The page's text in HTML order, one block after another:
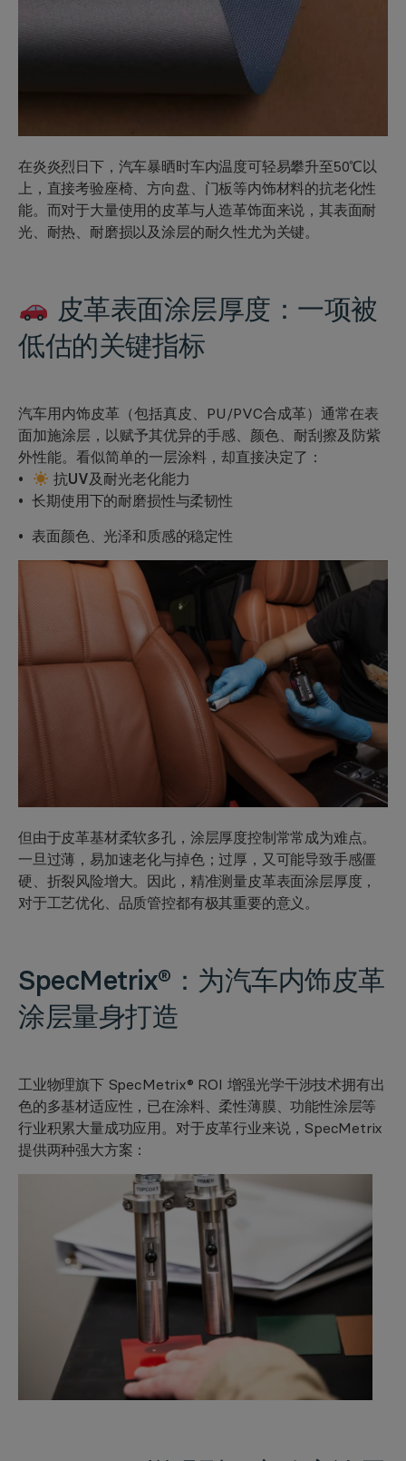
在炎炎烈日下，汽车暴晒时车内温度可轻易攀升至50℃以
上，直接考验座椅、方向盘、门板等内饰材料的抗老化性
能。而对于大量使用的皮革与人造革饰面来说，其表面耐
光、耐热、耐磨损以及涂层的耐久性尤为关键。
皮革表面涂层厚度： 一项被
低估的关键指标
汽车用内饰皮革（包括真皮、PU/PVC合成革）通常在表
面加施涂层，以赋予其优异的手感、颜色、耐刮擦及防紫
外性能。看似简单的一层涂料，却直接决定了：
•
抗UV及耐光老化能力
• 长期使用下的耐磨损性与柔韧性
• 表面颜色、光泽和质感的稳定性
但由于皮革基材柔软多孔，涂层厚度控制常常成为难点。
一旦过薄，易加速老化与掉色；过厚，又可能导致手感僵
硬、折裂风险增大。因此，精准测量皮革表面涂层厚度，
对于工艺优化、品质管控都有极其重要的意义。
SpecMetrix®：为汽车内饰皮革
涂层量身打造
工业物理旗下 SpecMetrix® ROI 增强光学干涉技术拥有出
色的多基材适应性，已在涂料、柔性薄膜、功能性涂层等
行业积累大量成功应用。对于皮革行业来说，SpecMetrix
提供两种强大方案：